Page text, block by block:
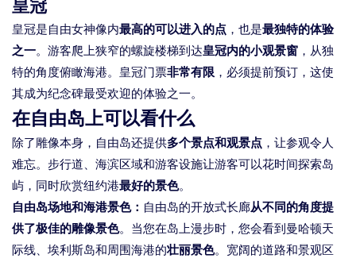
皇冠
皇冠是自由女神像内最高的可以进入的点 ，也是最独特的体验
之一。游客爬上狭窄的螺旋楼梯到达皇冠内的小观景窗 ，从独
特的角度俯瞰海港。皇冠门票非常有限，必须提前预订，这使
其成为纪念碑最受欢迎的体验之一。
在自由岛上可以看什么
除了雕像本身，自由岛还提供多个景点和观景点 ，让参观令人
难忘。步行道、海滨区域和游客设施让游客可以花时间探索岛
屿，同时欣赏纽约港最好的景色。
自由岛场地和海港景色： 自由岛的开放式长廊从不同的角度提
供了极佳的雕像景色。当您在岛上漫步时，您会看到曼哈顿天
际线、埃利斯岛和周围海港的壮丽景色。宽阔的道路和景观区